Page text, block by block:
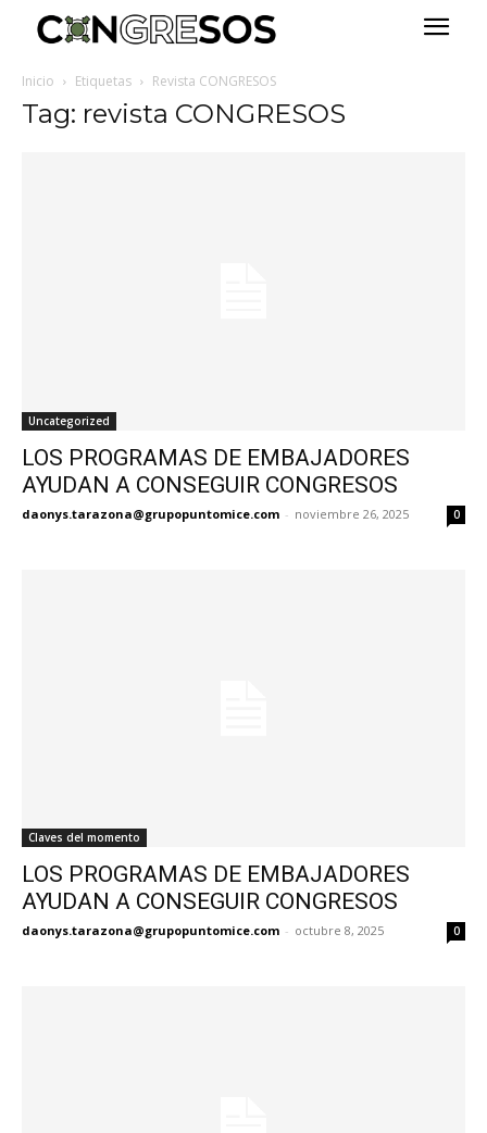
Inicio Etiquetas Revista CONGRESOS
Tag: revista CONGRESOS
Uncategorized
LOS PROGRAMAS DE EMBAJADORES
AYUDAN A CONSEGUIR CONGRESOS
daonys.tarazona@grupopuntomice.com - noviembre 26, 2025 0
Claves del momento
LOS PROGRAMAS DE EMBAJADORES
AYUDAN A CONSEGUIR CONGRESOS
daonys.tarazona@grupopuntomice.com - octubre 8, 2025 0